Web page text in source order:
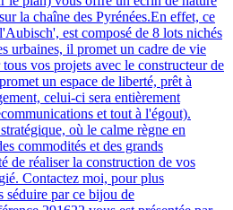
la chaîne des Pyrénées.En effet, ce
est composé de 8 lots nichés
urbaines, il promet un cadre de vie
vos projets avec le constructeur de
un espace de liberté, prêt à
celui-ci sera entièrement
et tout à l'égout).
où le calme règne en
commodités et des grands
de réaliser la construction de vos
Contactez moi, pour plus
séduire par ce bijou de